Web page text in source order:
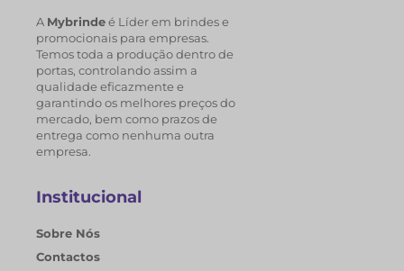
A Mybrindeé Líder em brindes e
promocionais para empresas.
Temos toda a produção dentro de
portas, controlando assim a
qualidade eficazmente e
garantindo os melhores preços do
mercado, bem como prazos de
entrega como nenhuma outra
empresa.
Institucional
Sobre Nós
Contactos